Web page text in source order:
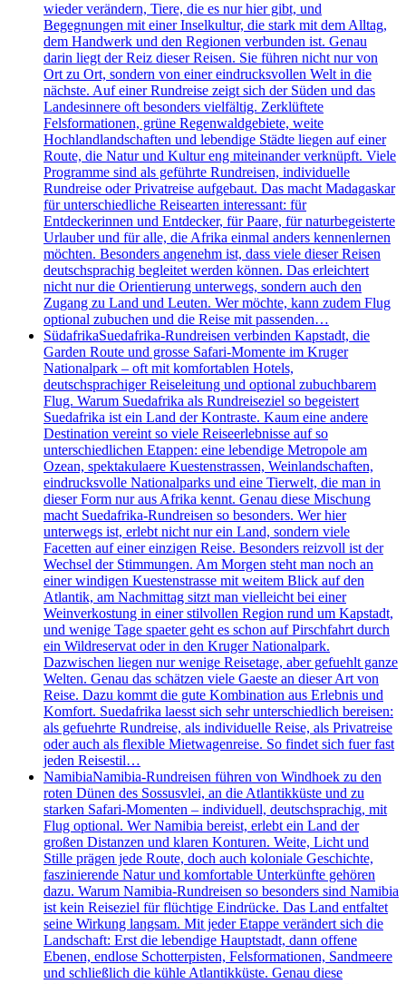
wieder verändern, Tiere, die es nur hier gibt, und
Begegnungen mit einer Inselkultur, die stark mit dem Alltag,
dem Handwerk und den Regionen verbunden ist. Genau
darin liegt der Reiz dieser Reisen. Sie führen nicht nur von
Ort zu Ort, sondern von einer eindrucksvollen Welt in die
nächste. Auf einer Rundreise zeigt sich der Süden und das
Landesinnere oft besonders vielfältig. Zerklüftete
Felsformationen, grüne Regenwaldgebiete, weite
Hochlandlandschaften und lebendige Städte liegen auf einer
Route, die Natur und Kultur eng miteinander verknüpft. Viele
Programme sind als geführte Rundreisen, individuelle
Rundreise oder Privatreise aufgebaut. Das macht Madagaskar
für unterschiedliche Reisearten interessant: für
Entdeckerinnen und Entdecker, für Paare, für naturbegeisterte
Urlauber und für alle, die Afrika einmal anders kennenlernen
möchten. Besonders angenehm ist, dass viele dieser Reisen
deutschsprachig begleitet werden können. Das erleichtert
nicht nur die Orientierung unterwegs, sondern auch den
Zugang zu Land und Leuten. Wer möchte, kann zudem Flug
optional zubuchen und die Reise mit passenden…
SüdafrikaSuedafrika-Rundreisen verbinden Kapstadt, die
Garden Route und grosse Safari-Momente im Kruger
Nationalpark – oft mit komfortablen Hotels,
deutschsprachiger Reiseleitung und optional zubuchbarem
Flug. Warum Suedafrika als Rundreiseziel so begeistert
Suedafrika ist ein Land der Kontraste. Kaum eine andere
Destination vereint so viele Reiseerlebnisse auf so
unterschiedlichen Etappen: eine lebendige Metropole am
Ozean, spektakulaere Kuestenstrassen, Weinlandschaften,
eindrucksvolle Nationalparks und eine Tierwelt, die man in
dieser Form nur aus Afrika kennt. Genau diese Mischung
macht Suedafrika-Rundreisen so besonders. Wer hier
unterwegs ist, erlebt nicht nur ein Land, sondern viele
Facetten auf einer einzigen Reise. Besonders reizvoll ist der
Wechsel der Stimmungen. Am Morgen steht man noch an
einer windigen Kuestenstrasse mit weitem Blick auf den
Atlantik, am Nachmittag sitzt man vielleicht bei einer
Weinverkostung in einer stilvollen Region rund um Kapstadt,
und wenige Tage spaeter geht es schon auf Pirschfahrt durch
ein Wildreservat oder in den Kruger Nationalpark.
Dazwischen liegen nur wenige Reisetage, aber gefuehlt ganze
Welten. Genau das schätzen viele Gaeste an dieser Art von
Reise. Dazu kommt die gute Kombination aus Erlebnis und
Komfort. Suedafrika laesst sich sehr unterschiedlich bereisen:
als gefuehrte Rundreise, als individuelle Reise, als Privatreise
oder auch als flexible Mietwagenreise. So findet sich fuer fast
jeden Reisestil…
NamibiaNamibia-Rundreisen führen von Windhoek zu den
roten Dünen des Sossusvlei, an die Atlantikküste und zu
starken Safari-Momenten – individuell, deutschsprachig, mit
Flug optional. Wer Namibia bereist, erlebt ein Land der
großen Distanzen und klaren Konturen. Weite, Licht und
Stille prägen jede Route, doch auch koloniale Geschichte,
faszinierende Natur und komfortable Unterkünfte gehören
dazu. Warum Namibia-Rundreisen so besonders sind Namibia
ist kein Reiseziel für flüchtige Eindrücke. Das Land entfaltet
seine Wirkung langsam. Mit jeder Etappe verändert sich die
Landschaft: Erst die lebendige Hauptstadt, dann offene
Ebenen, endlose Schotterpisten, Felsformationen, Sandmeere
und schließlich die kühle Atlantikküste. Genau diese